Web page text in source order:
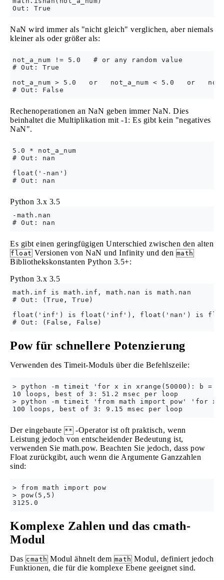
NaN wird immer als "nicht gleich" verglichen, aber niemals
kleiner als oder größer als:
not_a_num != 5.0   # or any random value
# Out: True
not_a_num > 5.0   or   not_a_num < 5.0   or
Rechenoperationen an NaN geben immer NaN. Dies
beinhaltet die Multiplikation mit -1: Es gibt kein "negatives
NaN".
5.0 * not_a_num
# Out: nan
float('-nan')
Python 3.x 3.5
-math.nan
Es gibt einen geringfügigen Unterschied zwischen den alten
float Versionen von NaN und Infinity und den math
Bibliothekskonstanten Python 3.5+:
Python 3.x 3.5
math.inf is math.inf, math.nan is math.nan
# Out: (True, True)
float('inf') is float('inf'), float('nan') is
Pow für schnellere Potenzierung
Verwenden des Timeit-Moduls über die Befehlszeile:
> python -m timeit 'for x in xrange(50000): b =
10 loops, best of 3: 51.2 msec per loop
> python -m timeit 'from math import pow' 'for x
Der eingebaute ** -Operator ist oft praktisch, wenn
Leistung jedoch von entscheidender Bedeutung ist,
verwenden Sie math.pow. Beachten Sie jedoch, dass pow
Float zurückgibt, auch wenn die Argumente Ganzzahlen
sind:
> from math import pow
> pow(5,5)
Komplexe Zahlen und das cmath-
Modul
Das cmath Modul ähnelt dem math Modul, definiert jedoch
Funktionen, die für die komplexe Ebene geeignet sind.